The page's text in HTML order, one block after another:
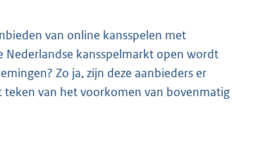
van online kansspelen met
Nederlandse kansspelmarkt open wordt
Zo ja, zijn deze aanbieders er
van het voorkomen van bovenmatig